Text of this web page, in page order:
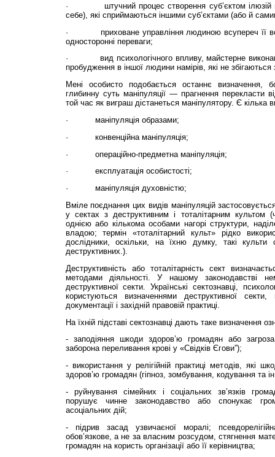
· штучний процес створення суб’єктом ілюзій
себе), які сприймаються іншими суб’єктами (або й
· приховане управління людиною всупереч її волі,
односторонні переваги;
· вид психологічного впливу, майстерне
пробудження в іншої людини намірів, які не збігаються
Мені особисто подобається останнє визначення,
глибинну суть маніпуляції — прагнення перекласти
той час як виграш дістанеться маніпулятору. Є кілька
· маніпуляція образами;
· конвенційна маніпуляція;
· операційно-предметна маніпуляція;
· експлуатація особистості;
· маніпуляція духовністю;
Вміле поєднання цих видів маніпуляцій
у сектах з деструктивним і тоталітарним культом
однією або кількома особами нагорі структури,
владою; термін «тоталітарний культ» рідко
дослідники, оскільки, на їхню думку, такі культи
деструктивних.).
Деструктивність або тоталітарність сект
методами діяльності. У нашому законодавстві
деструктивної секти. Українські сектознавці,
користуються визначеннями деструктивної
документації і західній правовій практиці.
На їхній підставі сектознавці дають таке визначення
- заподіяння шкоди здоров’ю громадян або
заборона переливання крові у «Свідків Єгови”);
- використання у релігійній практиці методів, які
здоров’ю громадян (гіпноз, зомбування, кодування та
- руйнування сімейних і соціальних зв’язків
порушує чинне законодавство або спонукає
асоціальних дій;
- підрив засад узвичаєної моралі;
обов’язкове, а не за власним розсудом, стягнення
громадян на користь організації або її керівництва;